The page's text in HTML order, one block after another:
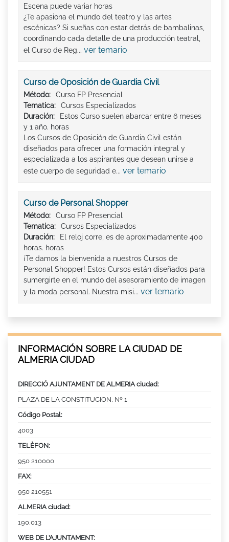
Escena puede variar horas
¿Te apasiona el mundo del teatro y las artes
escénicas? Si sueñas con estar detrás de bambalinas,
coordinando cada detalle de una producción teatral,
el Curso de Reg... ver temario
Curso de Oposición de Guardia Civil
Método:
Curso FP Presencial
Tematica:
Cursos Especializados
Duración:
Estos Curso suelen abarcar entre 6 meses
y 1 año. horas
Los Cursos de Oposición de Guardia Civil están
diseñados para ofrecer una formación integral y
especializada a los aspirantes que desean unirse a
este cuerpo de seguridad e... ver temario
Curso de Personal Shopper
Método:
Curso FP Presencial
Tematica:
Cursos Especializados
Duración:
El reloj corre, es de aproximadamente 400
horas. horas
¡Te damos la bienvenida a nuestros Cursos de
Personal Shopper! Estos Cursos están diseñados para
sumergirte en el mundo del asesoramiento de imagen
y la moda personal. Nuestra misi... ver temario
INFORMACIÓN SOBRE LA CIUDAD DE
ALMERIA CIUDAD
DIRECCIÓ AJUNTAMENT DE ALMERIA ciudad:
PLAZA DE LA CONSTITUCION, Nº 1
Código Postal:
4003
TELÈFON:
950 210000
FAX:
950 210551
ALMERIA ciudad:
190,013
WEB DE L’AJUNTAMENT: